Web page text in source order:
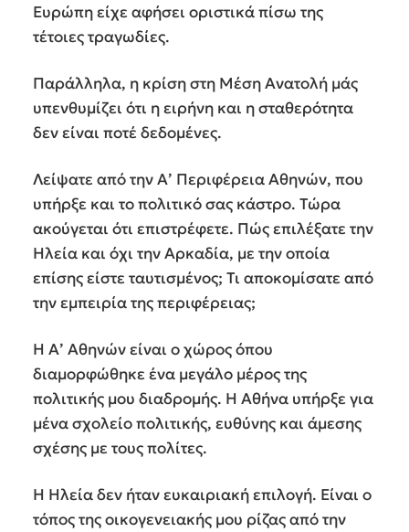
Ευρώπη είχε αφήσει οριστικά πίσω της
τέτοιες τραγωδίες.
Παράλληλα, η κρίση στη Μέση Ανατολή μάς
υπενθυμίζει ότι η ειρήνη και η σταθερότητα
δεν είναι ποτέ δεδομένες.
Λείψατε από την Α’ Περιφέρεια Αθηνών, που
υπήρξε και το πολιτικό σας κάστρο. Τώρα
ακούγεται ότι επιστρέφετε. Πώς επιλέξατε την
Ηλεία και όχι την Αρκαδία, με την οποία
επίσης είστε ταυτισμένος; Τι αποκομίσατε από
την εμπειρία της περιφέρειας;
Η Α’ Αθηνών είναι ο χώρος όπου
διαμορφώθηκε ένα μεγάλο μέρος της
πολιτικής μου διαδρομής. Η Αθήνα υπήρξε για
μένα σχολείο πολιτικής, ευθύνης και άμεσης
σχέσης με τους πολίτες.
Η Ηλεία δεν ήταν ευκαιριακή επιλογή. Είναι ο
τόπος της οικογενειακής μου ρίζας από την